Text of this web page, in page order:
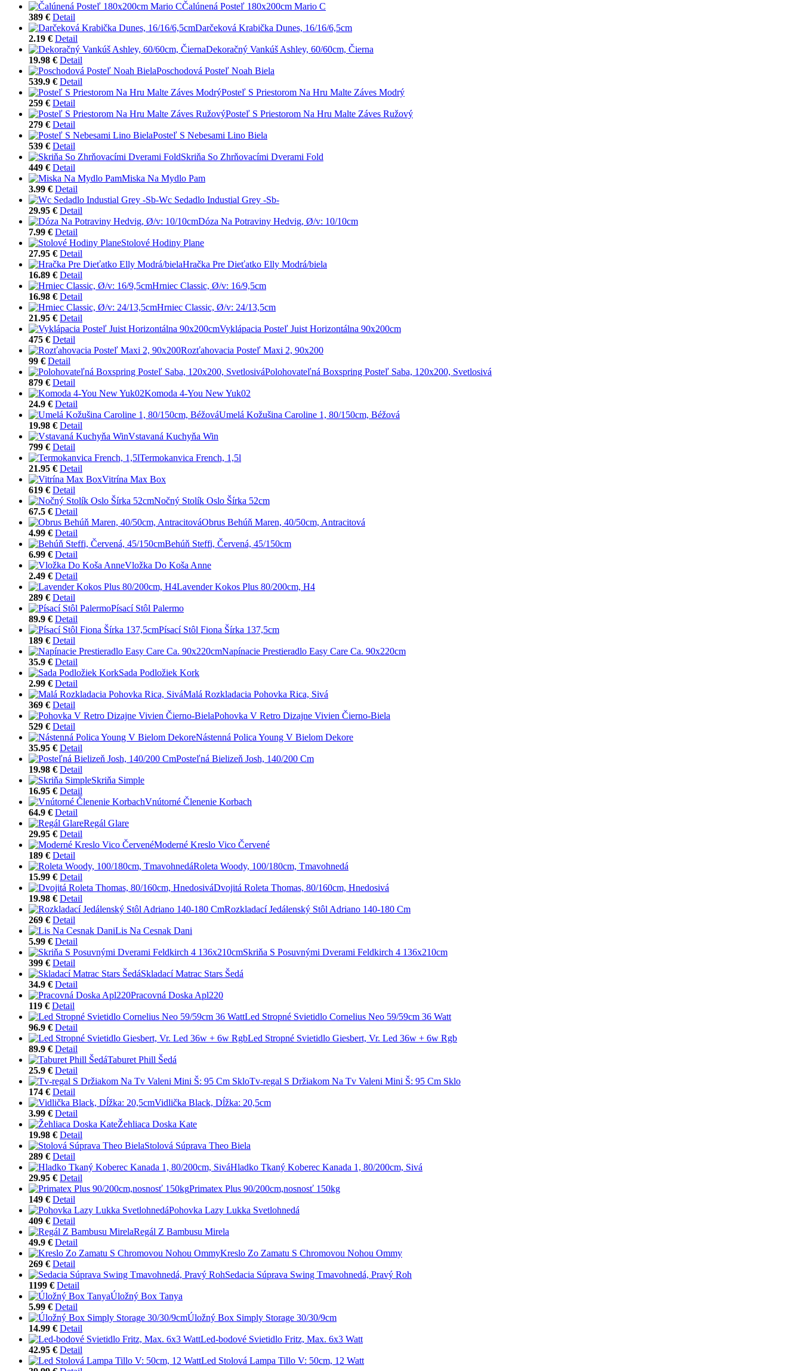
Čalúnená Posteľ 180x200cm Mario C
389 € Detail
Darčeková Krabička Dunes, 16/16/6,5cm
2.19 € Detail
Dekoračný Vankúš Ashley, 60/60cm, Čierna
19.98 € Detail
Poschodová Posteľ Noah Biela
539.9 € Detail
Posteľ S Priestorom Na Hru Malte Záves Modrý
259 € Detail
Posteľ S Priestorom Na Hru Malte Záves Ružový
279 € Detail
Posteľ S Nebesami Lino Biela
539 € Detail
Skriňa So Zhrňovacími Dverami Fold
449 € Detail
Miska Na Mydlo Pam
3.99 € Detail
Wc Sedadlo Industial Grey -Sb-
29.95 € Detail
Dóza Na Potraviny Hedvig, Ø/v: 10/10cm
7.99 € Detail
Stolové Hodiny Plane
27.95 € Detail
Hračka Pre Dieťatko Elly Modrá/biela
16.89 € Detail
Hrniec Classic, Ø/v: 16/9,5cm
16.98 € Detail
Hrniec Classic, Ø/v: 24/13,5cm
21.95 € Detail
Vyklápacia Posteľ Juist Horizontálna 90x200cm
475 € Detail
Rozťahovacia Posteľ Maxi 2, 90x200
99 € Detail
Polohovateľná Boxspring Posteľ Saba, 120x200, Svetlosivá
879 € Detail
Komoda 4-You New Yuk02
24.9 € Detail
Umelá Kožušina Caroline 1, 80/150cm, Béžová
19.98 € Detail
Vstavaná Kuchyňa Win
799 € Detail
Termokanvica French, 1,5l
21.95 € Detail
Vitrína Max Box
619 € Detail
Nočný Stolík Oslo Šírka 52cm
67.5 € Detail
Obrus Behúň Maren, 40/50cm, Antracitová
4.99 € Detail
Behúň Steffi, Červená, 45/150cm
6.99 € Detail
Vložka Do Koša Anne
2.49 € Detail
Lavender Kokos Plus 80/200cm, H4
289 € Detail
Písací Stôl Palermo
89.9 € Detail
Písací Stôl Fiona Šírka 137,5cm
189 € Detail
Napínacie Prestieradlo Easy Care Ca. 90x220cm
35.9 € Detail
Sada Podložiek Kork
2.99 € Detail
Malá Rozkladacia Pohovka Rica, Sivá
369 € Detail
Pohovka V Retro Dizajne Vivien Čierno-Biela
529 € Detail
Nástenná Polica Young V Bielom Dekore
35.95 € Detail
Posteľná Bielizeň Josh, 140/200 Cm
19.98 € Detail
Skriňa Simple
16.95 € Detail
Vnútorné Členenie Korbach
64.9 € Detail
Regál Glare
29.95 € Detail
Moderné Kreslo Vico Červené
189 € Detail
Roleta Woody, 100/180cm, Tmavohnedá
15.99 € Detail
Dvojitá Roleta Thomas, 80/160cm, Hnedosivá
19.98 € Detail
Rozkladací Jedálenský Stôl Adriano 140-180 Cm
269 € Detail
Lis Na Cesnak Dani
5.99 € Detail
Skriňa S Posuvnými Dverami Feldkirch 4 136x210cm
399 € Detail
Skladací Matrac Stars Šedá
34.9 € Detail
Pracovná Doska Apl220
119 € Detail
Led Stropné Svietidlo Cornelius Neo 59/59cm 36 Watt
96.9 € Detail
Led Stropné Svietidlo Giesbert, Vr. Led 36w + 6w Rgb
89.9 € Detail
Taburet Phill Šedá
25.9 € Detail
Tv-regal S Držiakom Na Tv Valeni Mini Š: 95 Cm Sklo
174 € Detail
Vidlička Black, Dĺžka: 20,5cm
3.99 € Detail
Žehliaca Doska Kate
19.98 € Detail
Stolová Súprava Theo Biela
289 € Detail
Hladko Tkaný Koberec Kanada 1, 80/200cm, Sivá
29.95 € Detail
Primatex Plus 90/200cm,nosnosť 150kg
149 € Detail
Pohovka Lazy Lukka Svetlohnedá
409 € Detail
Regál Z Bambusu Mirela
49.9 € Detail
Kreslo Zo Zamatu S Chromovou Nohou Ommy
269 € Detail
Sedacia Súprava Swing Tmavohnedá, Pravý Roh
1199 € Detail
Úložný Box Tanya
5.99 € Detail
Úložný Box Simply Storage 30/30/9cm
14.99 € Detail
Led-bodové Svietidlo Fritz, Max. 6x3 Watt
42.95 € Detail
Led Stolová Lampa Tillo V: 50cm, 12 Watt